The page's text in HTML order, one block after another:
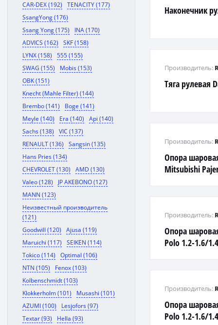
CAR-DEX (192)
TENACITY (177)
SsangYong (176)
Ssang Yong (175)
INA (170)
ADVICS (162)
SKF (158)
LYNX (158)
555 (155)
SWAG (155)
Mobis (153)
OBK (151)
Knecht (Mahle Filter) (144)
Brembo (141)
Boge (141)
Meyle (140)
Era (140)
Api (140)
Sachs (138)
VIC (137)
RENAULT (136)
Sangsin (135)
Hans Pries (134)
CHEVROLET (130)
AMD (130)
Valeo (128)
JP AKEBONO (127)
MANN (123)
Неизвестный производитель
(121)
Goodwill (120)
Ajusa (119)
Maruichi (117)
SEIKEN (114)
Tokico (114)
Optimal (106)
NTN (105)
Fenox (103)
Kolbenschmidt (103)
Klokkerholm (101)
Musashi (101)
AZUMI (100)
Lesjofors (97)
Textar (93)
Hella (93)
Наконечник
Тяга рулевая
Производитель:
Опора
Mitsubishi
Производитель:
Опора
Polo 1.2-1.6/
Производитель:
Опора
Polo 1.2-1.6/
Производитель: